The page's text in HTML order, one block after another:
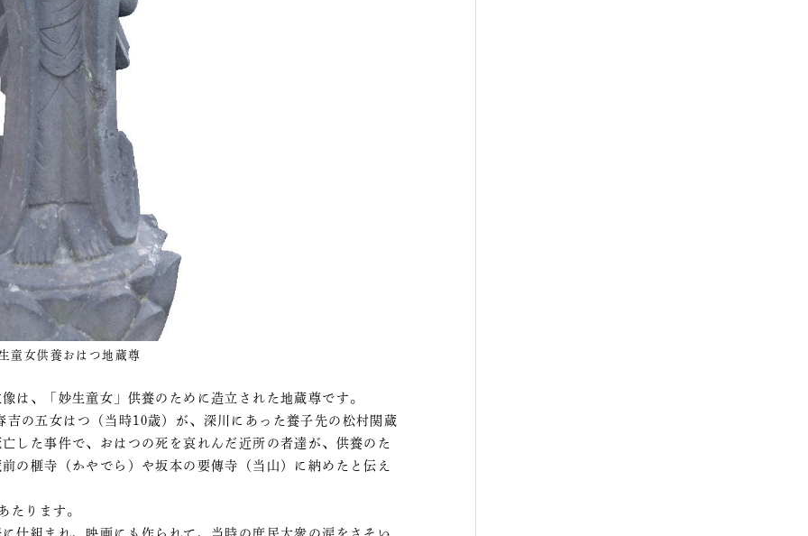
童女供養おはつ地蔵尊
、「妙生童女」供養のために造立された地蔵尊です。
の五女はつ（当時10歳）が、深川にあった養子先の松村関蔵
した事件で、おはつの死を哀れんだ近所の者達が、供養のた
の榧寺（かやでら）や坂本の要傳寺（当山）に納めたと伝え
たります。
組まれ、映画にも作られて、当時の庶民大衆の涙をさそい